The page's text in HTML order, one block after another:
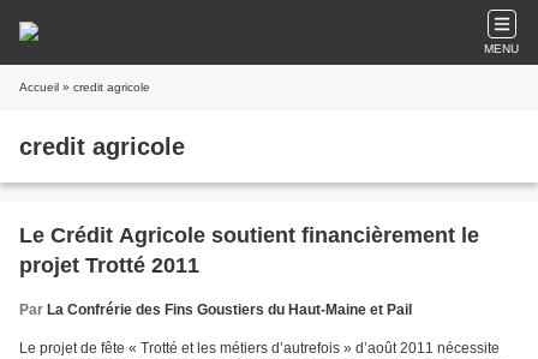
MENU
Accueil » credit agricole
credit agricole
Le Crédit Agricole soutient financièrement le
projet Trotté 2011
Par La Confrérie des Fins Goustiers du Haut-Maine et Pail
Le projet de fête « Trotté et les métiers d’autrefois » d’août 2011 nécessite